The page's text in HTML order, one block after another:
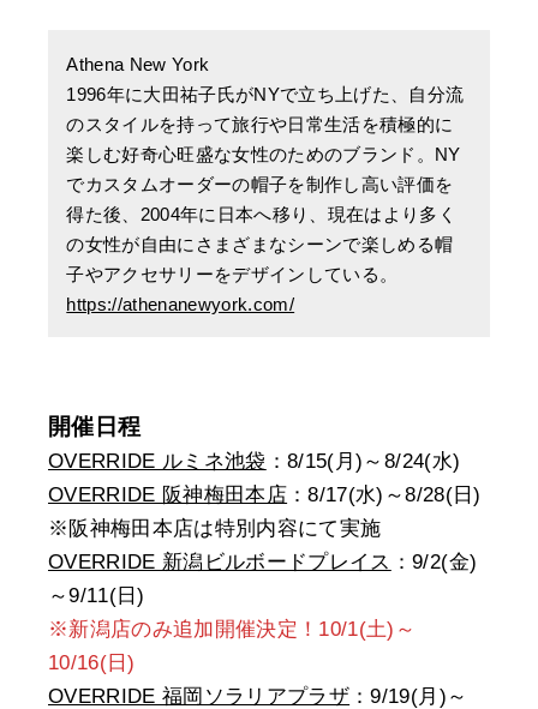
Athena New York
1996年に大田祐子氏がNYで立ち上げた、自分流
のスタイルを持って旅行や日常生活を積極的に
楽しむ好奇心旺盛な女性のためのブランド。NY
でカスタムオーダーの帽子を制作し高い評価を
得た後、2004年に日本へ移り、現在はより多く
の女性が自由にさまざまなシーンで楽しめる帽
子やアクセサリーをデザインしている。
https://athenanewyork.com/
開催日程
OVERRIDE ルミネ池袋 ：8/15(月)～8/24(水)
OVERRIDE 阪神梅田本店 ：8/17(水)～8/28(日)
※阪神梅田本店は特別内容にて実施
OVERRIDE 新潟ビルボードプレイス ：9/2(金)
～9/11(日)
※新潟店のみ追加開催決定！10/1(土)～
10/16(日)
OVERRIDE 福岡ソラリアプラザ ：9/19(月)～